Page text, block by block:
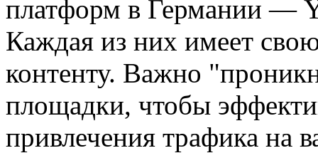
платформ в Германии —
Каждая из них имеет
контенту. Важно
площадки, чтобы
привлечения трафика на